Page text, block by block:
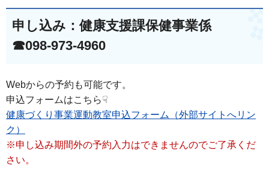
申し込み：健康支援課保健事業係
☎098-973-4960
Webからの予約も可能です。
申込フォームはこちら☟
健康づくり事業運動教室申込フォーム（外部サイトへリン
ク）
※申し込み期間外の予約入力はできませんのでご了承くだ
さい。